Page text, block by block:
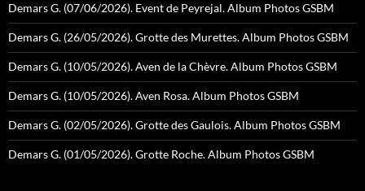
Demars G. (07/06/2026). Event de Peyrejal. Album Photos GSBM
Demars G. (26/05/2026). Grotte des Murettes. Album Photos GSBM
Demars G. (10/05/2026). Aven de la Chèvre. Album Photos GSBM
Demars G. (10/05/2026). Aven Rosa. Album Photos GSBM
Demars G. (02/05/2026). Grotte des Gaulois. Album Photos GSBM
Demars G. (01/05/2026). Grotte Roche. Album Photos GSBM